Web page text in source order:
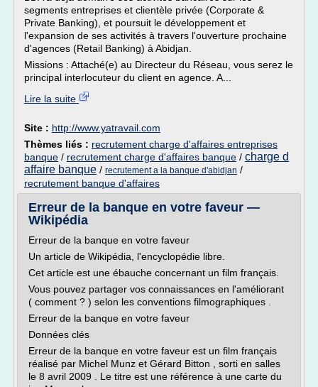
segments entreprises et clientèle privée (Corporate &
Private Banking), et poursuit le développement et
l'expansion de ses activités à travers l'ouverture prochaine
d'agences (Retail Banking) à Abidjan.
Missions : Attaché(e) au Directeur du Réseau, vous serez le
principal interlocuteur du client en agence. A...
Lire la suite
Site : http://www.yatravail.com
Thèmes liés : recrutement charge d'affaires entreprises
banque / recrutement charge d'affaires banque / charge d
affaire banque / recrutement a la banque d'abidjan /
recrutement banque d'affaires
Erreur de la banque en votre faveur —
Wikipédia
Erreur de la banque en votre faveur
Un article de Wikipédia, l'encyclopédie libre.
Cet article est une ébauche concernant un film français.
Vous pouvez partager vos connaissances en l'améliorant
( comment ? ) selon les conventions filmographiques .
Erreur de la banque en votre faveur
Données clés
Erreur de la banque en votre faveur est un film français
réalisé par Michel Munz et Gérard Bitton , sorti en salles
le 8 avril 2009 . Le titre est une référence à une carte du